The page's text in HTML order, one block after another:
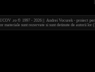
.ro © 1997 - 2026 || Andrei Vocurek - proiect
materiale sunt rezervate si sunt detinute de autorii